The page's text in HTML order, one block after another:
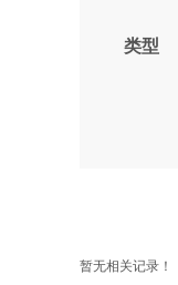
类型
暂无相关记录！